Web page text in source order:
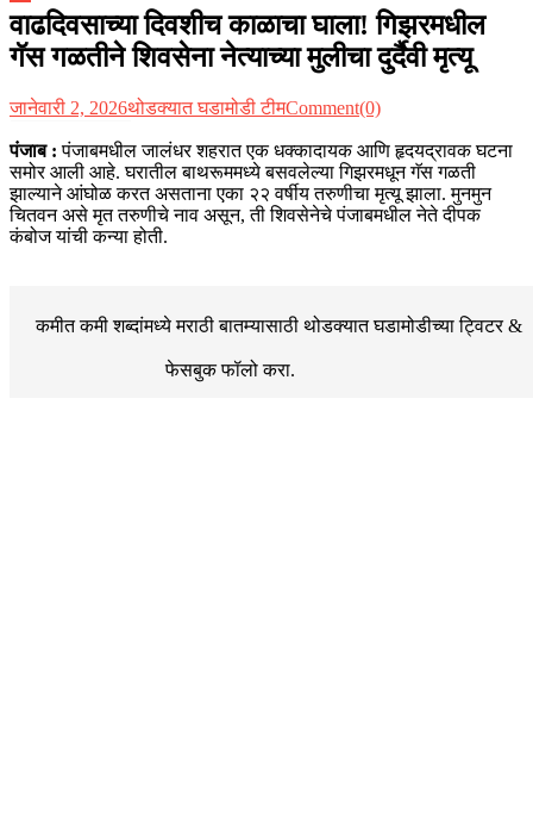
वाढदिवसाच्या दिवशीच काळाचा घाला! गिझरमधील
गॅस गळतीने शिवसेना नेत्याच्या मुलीचा दुर्दैवी मृत्यू
जानेवारी 2, 2026थोडक्यात घडामोडी टीमComment(0)
पंजाब : पंजाबमधील जालंधर शहरात एक धक्कादायक आणि हृदयद्रावक घटना
समोर आली आहे. घरातील बाथरूममध्ये बसवलेल्या गिझरमधून गॅस गळती
झाल्याने आंघोळ करत असताना एका २२ वर्षीय तरुणीचा मृत्यू झाला. मुनमुन
चितवन असे मृत तरुणीचे नाव असून, ती शिवसेनेचे पंजाबमधील नेते दीपक
कंबोज यांची कन्या होती.
कमीत कमी शब्दांमध्ये मराठी बातम्यासाठी थोडक्यात घडामोडीच्याट्विटर &
फेसबुकफॉलो करा.